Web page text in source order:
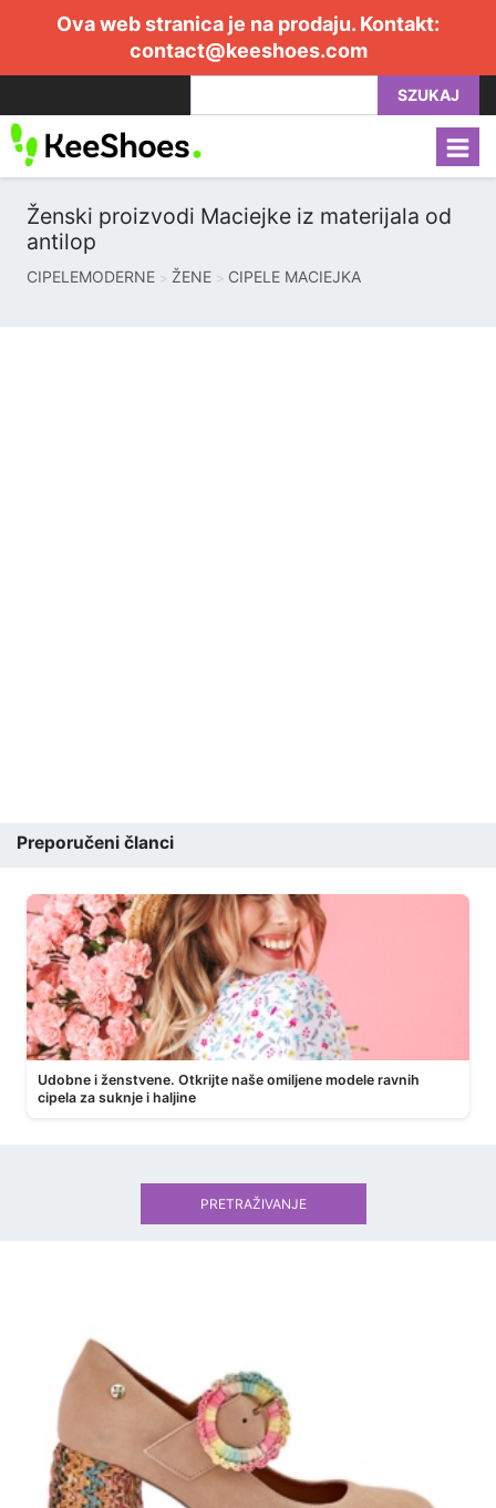
Ova web stranica je na prodaju. Kontakt:
contact@keeshoes.com
SZUKAJ
Ženski proizvodi Maciejke iz materijala od
antilop
CIPELEMODERNE ŽENE CIPELE MACIEJKA
Preporučeni članci
Udobne i ženstvene. Otkrijte naše omiljene modele ravnih
cipela za suknje i haljine
PRETRAŽIVANJE